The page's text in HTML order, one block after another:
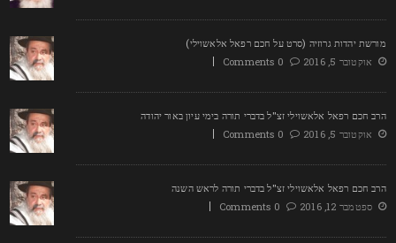
יהדות גרוזיה (סרט על חכם רפאל אלאשוילי)
אוקטובר 5, 2016
0 Comments
חכם רפאל אלאשוילי זצ"ל בדברי תורה בימי עיון באור יהודה
אוקטובר 5, 2016
0 Comments
חכם רפאל אלאשוילי זצ"ל בדברי תורה לראש השנה
ספטמבר 12, 2016
0 Comments